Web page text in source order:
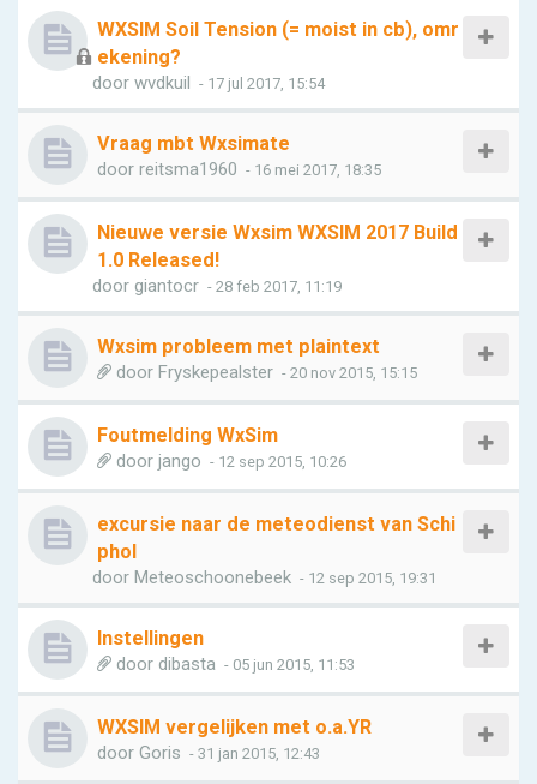
WXSIM Soil Tension (= moist in cb), omr
ekening?
door wvdkuil - 17 jul 2017, 15:54
Vraag mbt Wxsimate
door reitsma1960 - 16 mei 2017, 18:35
Nieuwe versie Wxsim WXSIM 2017 Build
1.0 Released!
door giantocr - 28 feb 2017, 11:19
Wxsim probleem met plaintext
door Fryskepealster - 20 nov 2015, 15:15
Foutmelding WxSim
door jango - 12 sep 2015, 10:26
excursie naar de meteodienst van Schi
phol
door Meteoschoonebeek - 12 sep 2015, 19:31
Instellingen
door dibasta - 05 jun 2015, 11:53
WXSIM vergelijken met o.a.YR
door Goris - 31 jan 2015, 12:43